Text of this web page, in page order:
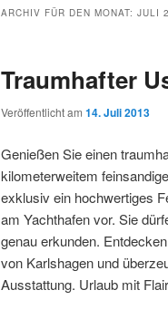
ARCHIV FÜR DEN MONAT: JULI
Traumhafter
Veröffentlicht am 14. Juli 2013
Genießen Sie einen
kilometerweitem
exklusiv ein hochwertiges
am Yachthafen vor. Sie
genau erkunden.
von Karlshagen und
Ausstattung. Urlaub mit